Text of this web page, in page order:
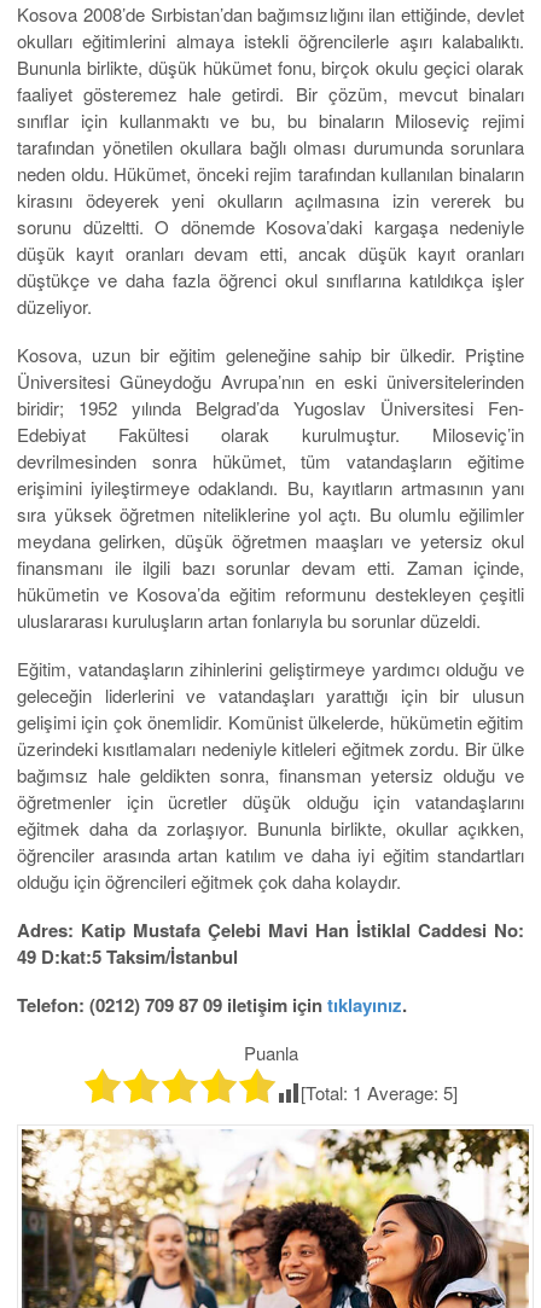
Kosova 2008’de Sırbistan’dan bağımsızlığını ilan ettiğinde, devlet
okulları eğitimlerini almaya istekli öğrencilerle aşırı kalabalıktı.
Bununla birlikte, düşük hükümet fonu, birçok okulu geçici olarak
faaliyet gösteremez hale getirdi. Bir çözüm, mevcut binaları
sınıflar için kullanmaktı ve bu, bu binaların Miloseviç rejimi
tarafından yönetilen okullara bağlı olması durumunda sorunlara
neden oldu. Hükümet, önceki rejim tarafından kullanılan binaların
kirasını ödeyerek yeni okulların açılmasına izin vererek bu
sorunu düzeltti. O dönemde Kosova’daki kargaşa nedeniyle
düşük kayıt oranları devam etti, ancak düşük kayıt oranları
düştükçe ve daha fazla öğrenci okul sınıflarına katıldıkça işler
düzeliyor.
Kosova, uzun bir eğitim geleneğine sahip bir ülkedir. Priştine
Üniversitesi Güneydoğu Avrupa’nın en eski üniversitelerinden
biridir; 1952 yılında Belgrad’da Yugoslav Üniversitesi Fen-
Edebiyat Fakültesi olarak kurulmuştur. Miloseviç’in
devrilmesinden sonra hükümet, tüm vatandaşların eğitime
erişimini iyileştirmeye odaklandı. Bu, kayıtların artmasının yanı
sıra yüksek öğretmen niteliklerine yol açtı. Bu olumlu eğilimler
meydana gelirken, düşük öğretmen maaşları ve yetersiz okul
finansmanı ile ilgili bazı sorunlar devam etti. Zaman içinde,
hükümetin ve Kosova’da eğitim reformunu destekleyen çeşitli
uluslararası kuruluşların artan fonlarıyla bu sorunlar düzeldi.
Eğitim, vatandaşların zihinlerini geliştirmeye yardımcı olduğu ve
geleceğin liderlerini ve vatandaşları yarattığı için bir ulusun
gelişimi için çok önemlidir. Komünist ülkelerde, hükümetin eğitim
üzerindeki kısıtlamaları nedeniyle kitleleri eğitmek zordu. Bir ülke
bağımsız hale geldikten sonra, finansman yetersiz olduğu ve
öğretmenler için ücretler düşük olduğu için vatandaşlarını
eğitmek daha da zorlaşıyor. Bununla birlikte, okullar açıkken,
öğrenciler arasında artan katılım ve daha iyi eğitim standartları
olduğu için öğrencileri eğitmek çok daha kolaydır.
Adres: Katip Mustafa Çelebi Mavi Han İstiklal Caddesi No:
49 D:kat:5 Taksim/İstanbul
Telefon: (0212) 709 87 09 iletişim içintıklayınız.
Puanla
[Total: 1 Average: 5]